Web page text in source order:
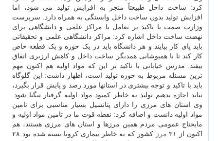
کرد: ساخت داخل طبیعتاً منجر به افزایش تولید می شود، اما
افزایش تولید بدون ساخت داخل وابستگی به همراه دارد. سرپرست
وزارت صمت با تاکید بر تعامل با مراکز علمی و دانشگاهی برای
نهضت ساخت داخل اشاره کرد: مراکز دانشگاهی علمی و تحقیقاتی
باید پای کار بیایند و هر دانشگاه باید در یک حوزه و یک قطعه خاص
کار کند تا با همپوشانی همدیگر ساخت داخل و کاهش ارزبری اتفاق
بیفتد. مدرس خیابانی با تاکید بر این که مواد اولیه هم اکنون مهم
ترین مسئله مربوط به حوزه تولید است، اظهار داشت: این گلوگاه
باید با تاکید و توجه بیشتری در استانها مورد رصد و پایش قرار بگیرد،
نباید اجازه بدهیم تولید به خاطر کمبود مواد اولیه گرفتار تنگنا شود.
وی استان های مرزی را دارای پتانسیل بسیار مناسبی برای تامین
مواد اولیه دانست و اضافه کرد: نقطه قوت ما در تامین مواد اولیه و
مایحتاج عمومی مردم همین مرزها و استان های مرزی هستند، هم
اکنون از ۳۱
مرز
کشور که به خاطر بیماری کرونا بسته شده بود ۲۸